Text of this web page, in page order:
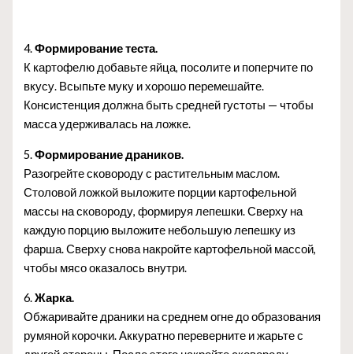
4.Формирование теста.
К картофелю добавьте яйца, посолите и поперчите по
вкусу. Всыпьте муку и хорошо перемешайте.
Консистенция должна быть средней густоты — чтобы
масса удерживалась на ложке.
5.Формирование драников.
Разогрейте сковороду с растительным маслом.
Столовой ложкой выложите порции картофельной
массы на сковороду, формируя лепешки. Сверху на
каждую порцию выложите небольшую лепешку из
фарша. Сверху снова накройте картофельной массой,
чтобы мясо оказалось внутри.
6.Жарка.
Обжаривайте драники на среднем огне до образования
румяной корочки. Аккуратно переверните и жарьте с